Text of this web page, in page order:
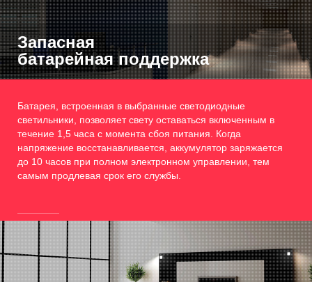
Запасная
батарейная поддержка
Батарея, встроенная в выбранные светодиодные
светильники, позволяет свету оставаться включенным в
течение 1,5 часа с момента сбоя питания. Когда
напряжение восстанавливается, аккумулятор заряжается
до 10 часов при полном электронном управлении, тем
самым продлевая срок его службы.